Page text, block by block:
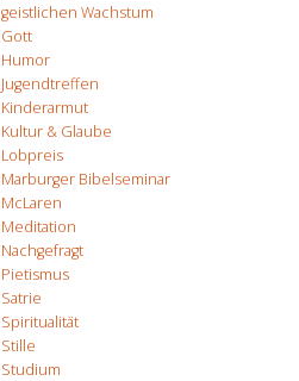
geistlichen Wachstum
Gott
Humor
Jugendtreffen
Kinderarmut
Kultur & Glaube
Lobpreis
Marburger Bibelseminar
McLaren
Meditation
Nachgefragt
Pietismus
Satrie
Spiritualität
Stille
Studium